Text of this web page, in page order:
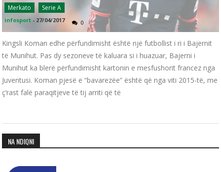
Merkato
Serie A
infosport - 27/04/2017 0
Kingsli Koman edhe përfundimisht është një futbollist i ri i Bajernit
të Munihut. Pas dy sezoneve të kaluara si i huazuar, Bajerni i
Munihut ka blerë përfundimisht kartonin e mesfushorit francez nga
Juventusi. Koman pjesë e “bavarezëe” është që nga viti 2015-të, me
ç’rast falë paraqitjeve të tij arriti që të
NA NDIQNI